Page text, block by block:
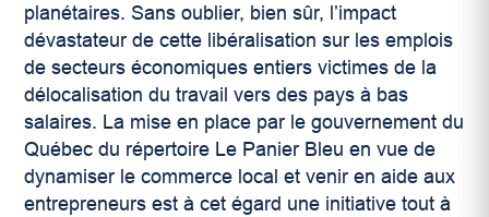
planétaires. Sans oublier, bien sûr, l’impact
dévastateur de cette libéralisation sur les emplois
de secteurs économiques entiers victimes de la
délocalisation du travail vers des pays à bas
salaires. La mise en place par le gouvernement du
Québec du répertoire Le Panier Bleu en vue de
dynamiser le commerce local et venir en aide aux
entrepreneurs est à cet égard une initiative tout à